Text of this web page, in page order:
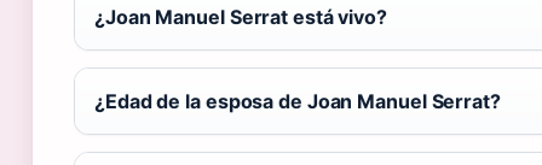
¿Joan Manuel Serrat está vivo?
¿Edad de la esposa de Joan Manuel Serrat?